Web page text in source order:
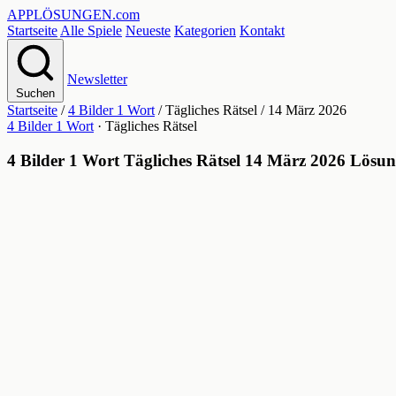
APPLÖSUNGEN.com
Startseite Alle Spiele Neueste Kategorien Kontakt
Suchen
Newsletter
Startseite / 4 Bilder 1 Wort / Tägliches Rätsel / 14 März 2026
4 Bilder 1 Wort · Tägliches Rätsel
4 Bilder 1 Wort Tägliches Rätsel 14 März 2026